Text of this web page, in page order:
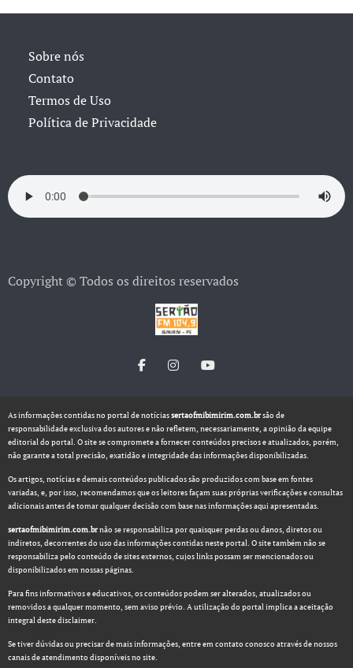
Sobre nós
Contato
Termos de Uso
Política de Privacidade
Copyright © Todos os direitos reservados
As informações contidas no portal de notíciassertaofmibimirim.com.brsão de
responsabilidade exclusiva dos autores e não refletem, necessariamente, a opinião da equipe
editorial do portal. O site se compromete a fornecer conteúdos precisos e atualizados, porém,
não garante a total precisão, exatidão e integridade das informações disponibilizadas.
Os artigos, notícias e demais conteúdos publicados são produzidos com base em fontes
variadas, e, por isso, recomendamos que os leitores façam suas próprias verificações e consultas
adicionais antes de tomar qualquer decisão com base nas informações aqui apresentadas.
sertaofmibimirim.com.brnão se responsabiliza por quaisquer perdas ou danos, diretos ou
indiretos, decorrentes do uso das informações contidas neste portal. O site também não se
responsabiliza pelo conteúdo de sites externos, cujos links possam ser mencionados ou
disponibilizados em nossas páginas.
Para fins informativos e educativos, os conteúdos podem ser alterados, atualizados ou
removidos a qualquer momento, sem aviso prévio. A utilização do portal implica a aceitação
integral deste disclaimer.
Se tiver dúvidas ou precisar de mais informações, entre em contato conosco através de nossos
canais de atendimento disponíveis no site.